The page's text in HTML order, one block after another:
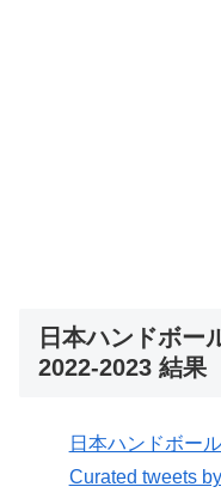
日本ハンドボー
2022-2023 結果
日本ハンドボー
Curated tweets